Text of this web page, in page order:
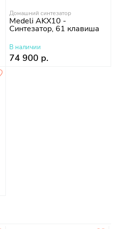
Домашний синтезатор
Medeli AKX10 -
Синтезатор, 61 клавиша
В наличии
74 900 р.